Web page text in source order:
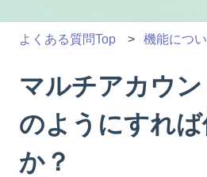
よくある質問Top 機能につ
マルチアカウ
のようにすれ
か？